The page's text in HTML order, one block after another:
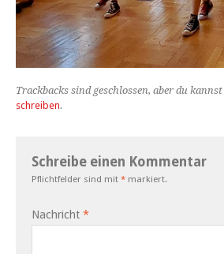
Trackbacks sind geschlossen, aber du kannst
schreiben.
Schreibe einen Kommentar
Pflichtfelder sind mit * markiert.
Nachricht *